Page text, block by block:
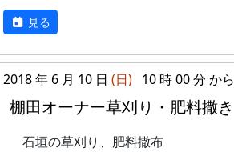
見る
2018 年 6 月 10 日 (日) 10 時 00 分 から
棚田オーナー草刈り・肥料撒き
石垣の草刈り、肥料撒布